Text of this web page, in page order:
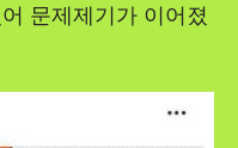
문제제기가 이어졌